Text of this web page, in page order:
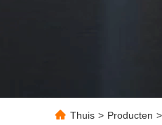
Thuis > Producten >